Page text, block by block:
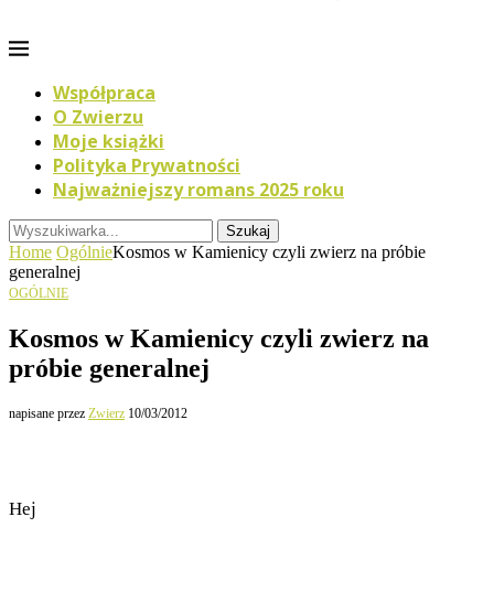
Współpraca
O Zwierzu
Moje książki
Polityka Prywatności
Najważniejszy romans 2025 roku
Szukaj
Home OgólnieKosmos w Kamienicy czyli zwierz na próbie
generalnej
OGÓLNIE
Kosmos w Kamienicy czyli zwierz na
próbie generalnej
napisane przez Zwierz 10/03/2012
Hej